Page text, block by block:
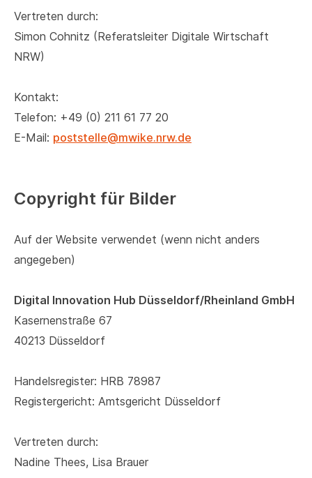
Vertreten durch:
Simon Cohnitz (Referatsleiter Digitale Wirtschaft
NRW)
Kontakt:
Telefon: +49 (0) 211 61 77 20
E-Mail: poststelle@mwike.nrw.de
Copyright für Bilder
Auf der Website verwendet (wenn nicht anders
angegeben)
Digital Innovation Hub Düsseldorf/Rheinland GmbH
Kasernenstraße 67
40213 Düsseldorf
Handelsregister: HRB 78987
Registergericht: Amtsgericht Düsseldorf
Vertreten durch:
Nadine Thees, Lisa Brauer